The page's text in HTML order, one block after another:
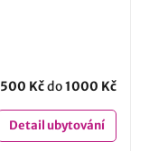
500 Kčdo1000 Kč
Detailubytování